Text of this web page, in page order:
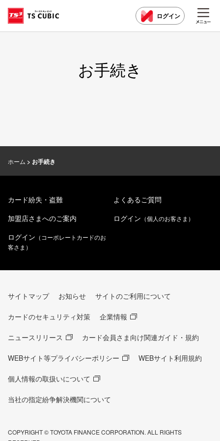
ログイン
お手続き
ホーム お手続き
カード紛失・盗難
よくあるご質問
加盟店さまへのご案内
ログイン （個人のお客さま）
ログイン （コーポレートカードのお
客さま）
サイトマップ お知らせ サイトのご利用について
カードのセキュリティ対策 企業情報
ニュースリリース カード会員さま向け関連ガイド・規約
WEBサイト等プライバシーポリシー WEBサイト利用規約
個人情報の取扱いについて
当社の指定紛争解決機関について
COPYRIGHT © TOYOTA FINANCE CORPORATION. ALL RIGHTS